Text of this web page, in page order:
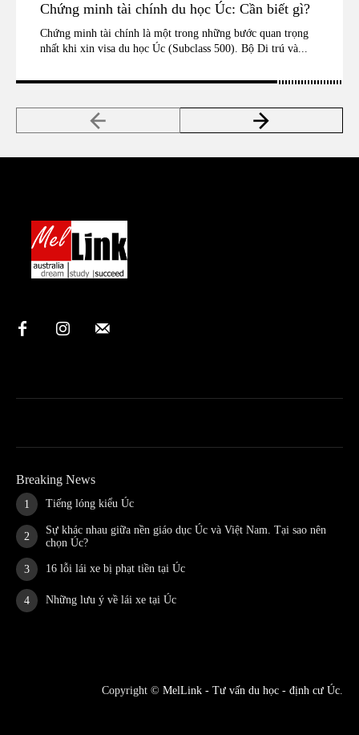
Chứng minh tài chính du học Úc: Cần biết gì?
Chứng minh tài chính là một trong những bước quan trọng
nhất khi xin visa du học Úc (Subclass 500). Bộ Di trú và...
Breaking News
Tiếng lóng kiểu Úc
Sự khác nhau giữa nền giáo dục Úc và Việt Nam. Tại sao nên
chọn Úc?
16 lỗi lái xe bị phạt tiền tại Úc
Những lưu ý về lái xe tại Úc
Copyright © MelLink - Tư vấn du học - định cư Úc